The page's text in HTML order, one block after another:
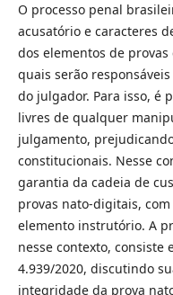
O processo penal
acusatório e caracteres
dos elementos de
quais serão
do julgador. Para isso, é
livres de qualquer
julgamento,
constitucionais. Nesse
garantia da cadeia de
provas nato-digitais,
elemento instrutório. A
nesse contexto, consiste
4.939/2020, discutindo
integridade da prova